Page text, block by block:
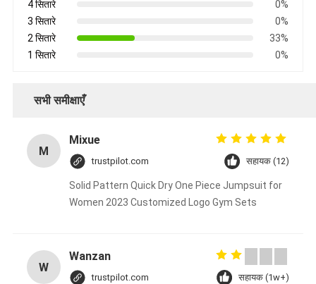
4 सितारे
0%
3 सितारे
0%
2 सितारे
33%
1 सितारे
0%
सभी समीक्षाएँ
M
Mixue
trustpilot.com सहायक (12)
Solid Pattern Quick Dry One Piece Jumpsuit for
Women 2023 Customized Logo Gym Sets
W
Wanzan
trustpilot.com सहायक (1w+)